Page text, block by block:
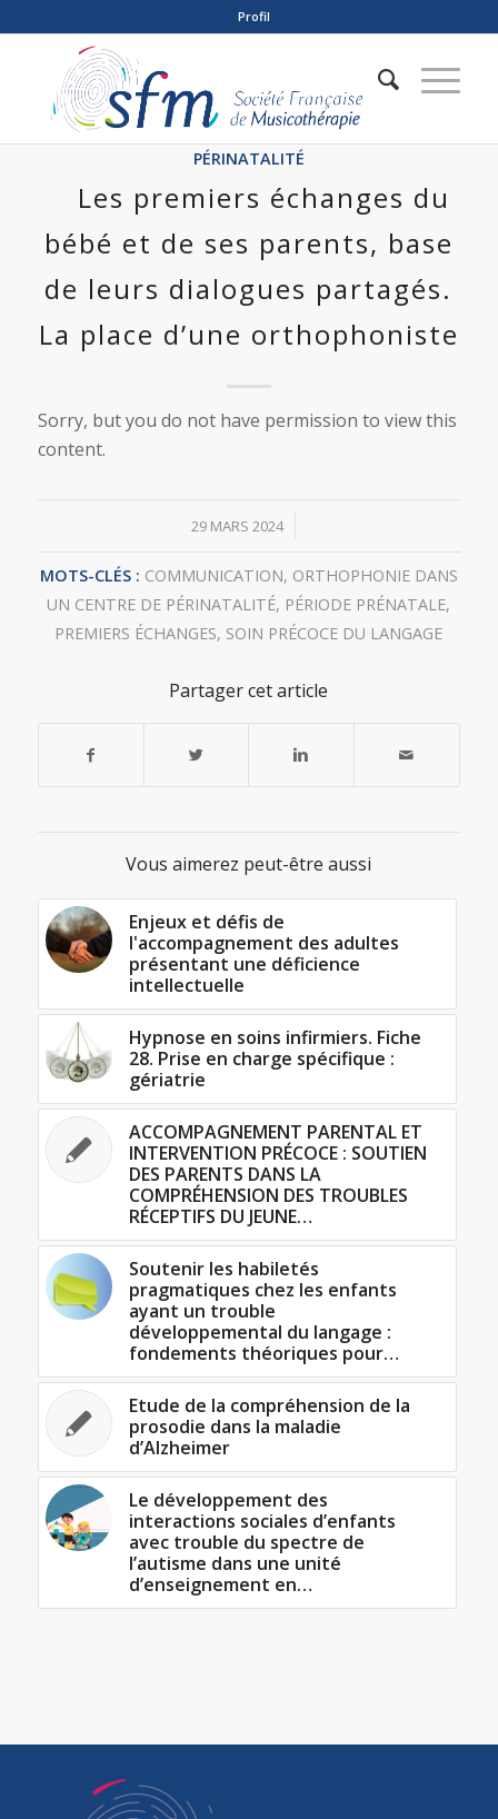
Profil
PÉRINATALITÉ
Les premiers échanges du
bébé et de ses parents, base
de leurs dialogues partagés.
La place d’une orthophoniste
Sorry, but you do not have permission to view this
content.
29 MARS 2024
/
MOTS-CLÉS : COMMUNICATION, ORTHOPHONIE DANS
UN CENTRE DE PÉRINATALITÉ, PÉRIODE PRÉNATALE,
PREMIERS ÉCHANGES, SOIN PRÉCOCE DU LANGAGE
Partager cet article
Vous aimerez peut-être aussi
Enjeux et défis de
l'accompagnement des adultes
présentant une déficience
intellectuelle
Hypnose en soins infirmiers. Fiche
28. Prise en charge spécifique :
gériatrie
ACCOMPAGNEMENT PARENTAL ET
INTERVENTION PRÉCOCE : SOUTIEN
DES PARENTS DANS LA
COMPRÉHENSION DES TROUBLES
RÉCEPTIFS DU JEUNE…
Soutenir les habiletés
pragmatiques chez les enfants
ayant un trouble
développemental du langage :
fondements théoriques pour…
Etude de la compréhension de la
prosodie dans la maladie
d’Alzheimer
Le développement des
interactions sociales d’enfants
avec trouble du spectre de
l’autisme dans une unité
d’enseignement en…